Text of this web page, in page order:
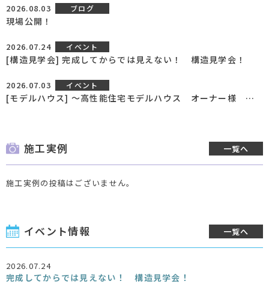
2026.08.03 ブログ
現場公開！
2026.07.24 イベント
[構造見学会] 完成してからでは見えない！ 構造見学会！
2026.07.03 イベント
[モデルハウス] ～高性能住宅モデルハウス オーナー様 募集フェア～[終了いたしました]
施工実例 一覧へ
施工実例の投稿はございません。
イベント情報 一覧へ
2026.07.24
完成してからでは見えない！ 構造見学会！